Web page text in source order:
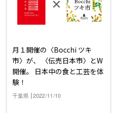
月１開催の〈Bocchi ツキ
市〉が、 〈伝売日本市〉とW
開催。 日本中の食と工芸を体
験！
千葉県 2022/11/10